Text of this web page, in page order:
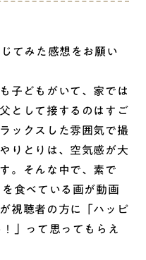
てみた感想をお願い
子どもがいて、家では
として接するのはすご
ックスした雰囲気で撮
りとりは、空気感が大
。そんな中で、素で
食べている画が動画
視聴者の方に「ハッピ
」って思ってもらえ